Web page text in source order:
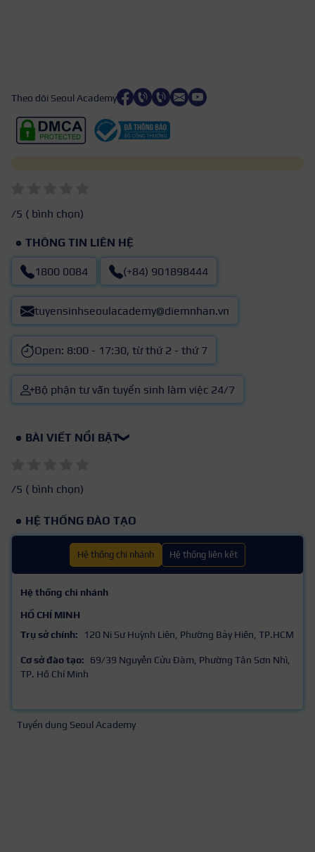
Theo dõi Seoul Academy
/5 ( bình chọn)
THÔNG TIN LIÊN HỆ
1800 0084 (+84) 901898444
tuyensinhseoulacademy@diemnhan.vn
Open: 8:00 - 17:30, từ thứ 2 - thứ 7
Bộ phận tư vấn tuyển sinh làm việc 24/7
BÀI VIẾT NỔI BẬT❯
/5 ( bình chọn)
HỆ THỐNG ĐÀO TẠO
Hệ thống chi nhánh Hệ thống liên kết
Hệ thống chi nhánh
HỒ CHÍ MINH
Trụ sở chính:
120 Ni Sư Huỳnh Liên, Phường Bảy Hiền, TP.HCM
Cơ sở đào tạo:
69/39 Nguyễn Cửu Đàm, Phường Tân Sơn Nhì,
TP. Hồ Chí Minh
Tuyển dụng Seoul Academy